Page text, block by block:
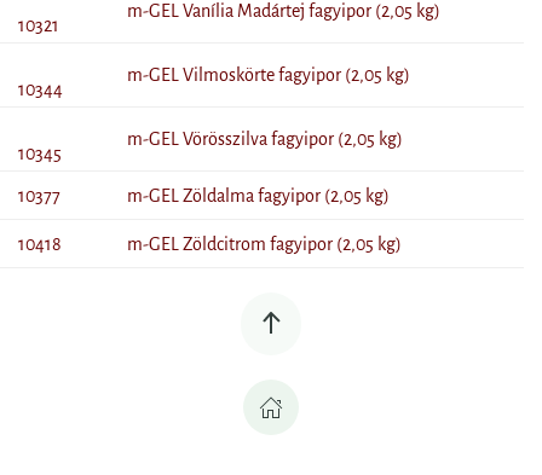
10321
m-GEL Vanília Madártej fagyipor (2,05 kg)
10344
m-GEL Vilmoskörte fagyipor (2,05 kg)
10345
m-GEL Vörösszilva fagyipor (2,05 kg)
10377 m-GEL Zöldalma fagyipor (2,05 kg)
10418 m-GEL Zöldcitrom fagyipor (2,05 kg)